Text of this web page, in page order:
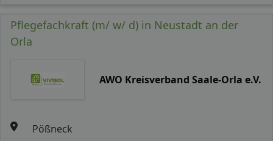
Pflegefachkraft (m/ w/ d) in Neustadt an der
Orla
AWO Kreisverband Saale-Orla e.V.
Pößneck